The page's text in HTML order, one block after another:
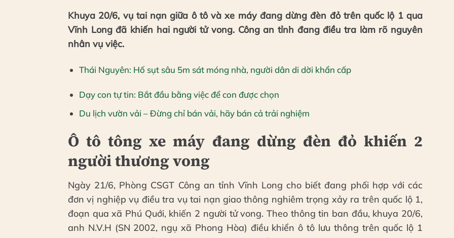
Khuya 20/6, vụ tai nạn giữa ô tô và xe máy đang dừng đèn đỏ trên quốc lộ 1 qua
Vĩnh Long đã khiến hai người tử vong. Công an tỉnh đang điều tra làm rõ nguyên
nhân vụ việc.
Thái Nguyên: Hố sụt sâu 5m sát móng nhà, người dân di dời khẩn cấp
Dạy con tự tin: Bắt đầu bằng việc để con được chọn
Du lịch vườn vải – Đừng chỉ bán vải, hãy bán cả trải nghiệm
Ô tô tông xe máy đang dừng đèn đỏ khiến 2
người thương vong
Ngày 21/6, Phòng CSGT Công an tỉnh Vĩnh Long cho biết đang phối hợp với các
đơn vị nghiệp vụ điều tra vụ tai nạn giao thông nghiêm trọng xảy ra trên quốc lộ 1,
đoạn qua xã Phú Quới, khiến 2 người tử vong. Theo thông tin ban đầu, khuya 20/6,
anh N.V.H (SN 2002, ngụ xã Phong Hòa) điều khiển ô tô lưu thông trên quốc lộ 1